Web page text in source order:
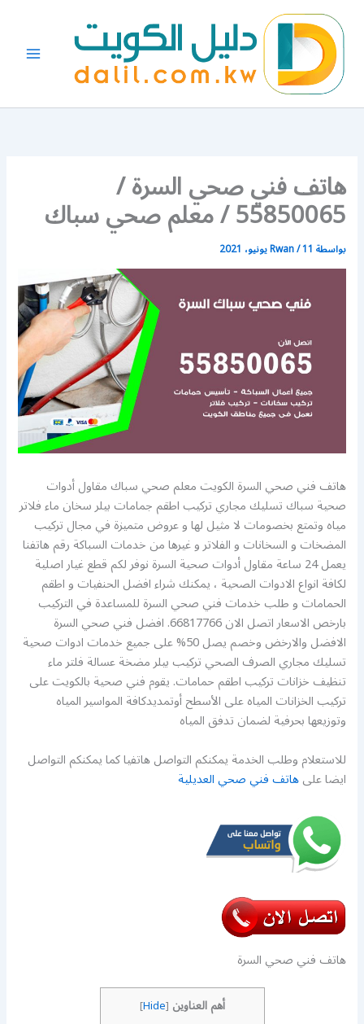
المحتوى
هاتف فني صحي السرة /
55850065 / معلم صحي سباك
بواسطة Rwan/11 يونيو، 2021
هاتف فني صحي السرة الكويت معلم صحي سباك مقاول أدوات
صحية سباك تسليك مجاري تركيب اطقم جمامات بيلر سخان ماء فلاتر
مياه وتمتع بخصومات لا مثيل لها و عروض متميزة في مجال تركيب
المضخات و السخانات و الفلاتر و غيرها من خدمات السباكة رقم هاتفنا
يعمل 24 ساعة مقاول أدوات صحية السرة نوفر لكم قطع غيار اصلية
لكافة انواع الادوات الصحية ، يمكنك شراء افضل الحنفيات و اطقم
الحمامات و طلب خدمات فني صحي السرة للمساعدة في التركيب
بارخص الاسعار اتصل الان 66817766. افضل فني صحي السرة
الافضل والارخض وخصم يصل 50% على جميع خدمات ادوات صحية
تسليك مجاري الصرف الصحي تركيب بيلر مضخة عسالة فلتر ماء
تنظيف خزانات تركيب اطقم حمامات. يقوم فني صحية بالكويت على
تركيب الخزانات المياه على الأسطح أوتمديدكافة المواسير المياه
وتوزيعها بحرفية لضمان تدفق المياه
للاستعلام وطلب الخدمة يمكنكم التواصل هاتفيا كما يمكنكم التواصل
ايضا علىهاتف فني صحي العديلية
هاتف فني صحي السرة
أهم العناوين [
Hide
]